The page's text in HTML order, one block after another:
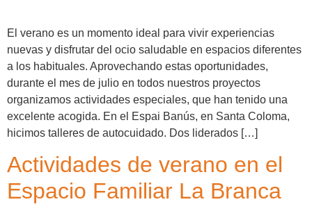
El verano es un momento ideal para vivir experiencias
nuevas y disfrutar del ocio saludable en espacios diferentes
a los habituales. Aprovechando estas oportunidades,
durante el mes de julio en todos nuestros proyectos
organizamos actividades especiales, que han tenido una
excelente acogida. En el Espai Banús, en Santa Coloma,
hicimos talleres de autocuidado. Dos liderados […]
Actividades de verano en el
Espacio Familiar La Branca